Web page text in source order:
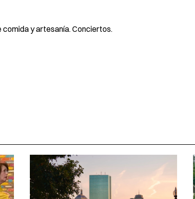
y artesanía. Conciertos.